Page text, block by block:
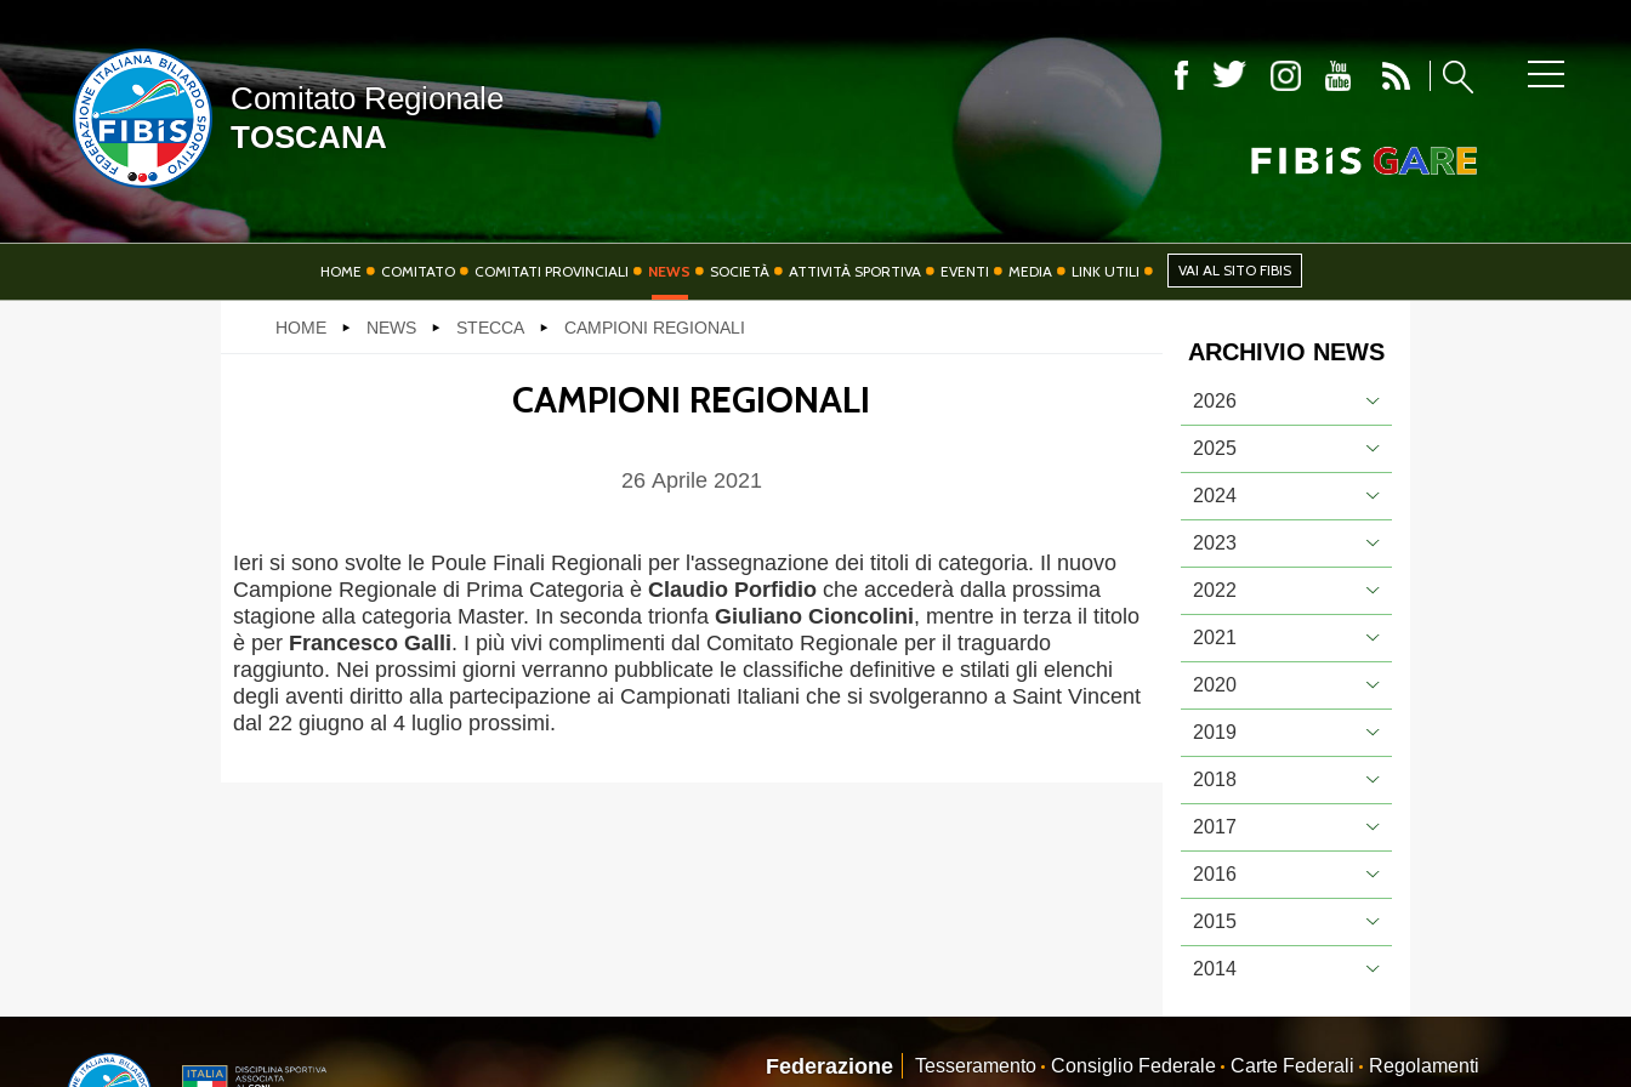
HOME COMITATI PROVINCIALI
PHOTOGALLERY
MAPPA DEL SITO
Comitato Regionale
TOSCANA
HOME COMITATO COMITATI PROVINCIALI NEWS SOCIETÀ ATTIVITÀ SPORTIVA EVENTI MEDIA LINK UTILI VAI AL SITO FIBIS
HOME NEWS STECCA CAMPIONI REGIONALI
CAMPIONI REGIONALI
26 Aprile 2021
Ieri si sono svolte le Poule Finali Regionali per l'assegnazione dei titoli di categoria. Il nuovo
Campione Regionale di Prima Categoria è Claudio Porfidio che accederà dalla prossima
stagione alla categoria Master. In seconda trionfa Giuliano Cioncolini, mentre in terza il titolo
è per Francesco Galli. I più vivi complimenti dal Comitato Regionale per il traguardo
raggiunto. Nei prossimi giorni verranno pubblicate le classifiche definitive e stilati gli elenchi
degli aventi diritto alla partecipazione ai Campionati Italiani che si svolgeranno a Saint Vincent
dal 22 giugno al 4 luglio prossimi.
ARCHIVIO NEWS
2026
2025
2024
2023
2022
2021
2020
2019
2018
2017
2016
2015
2014
Federazione Tesseramento Consiglio Federale Carte Federali Regolamenti